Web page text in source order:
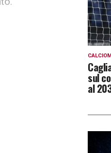
sul
al